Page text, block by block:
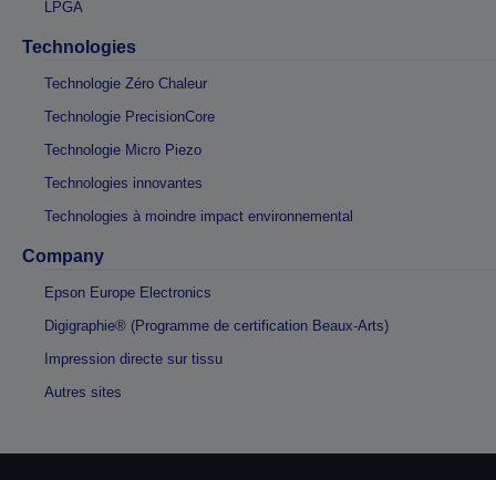
LPGA
Technologies
Technologie Zéro Chaleur
Technologie PrecisionCore
Technologie Micro Piezo
Technologies innovantes
Technologies à moindre impact environnemental
Company
Epson Europe Electronics
Digigraphie® (Programme de certification Beaux-Arts)
Impression directe sur tissu
Autres sites